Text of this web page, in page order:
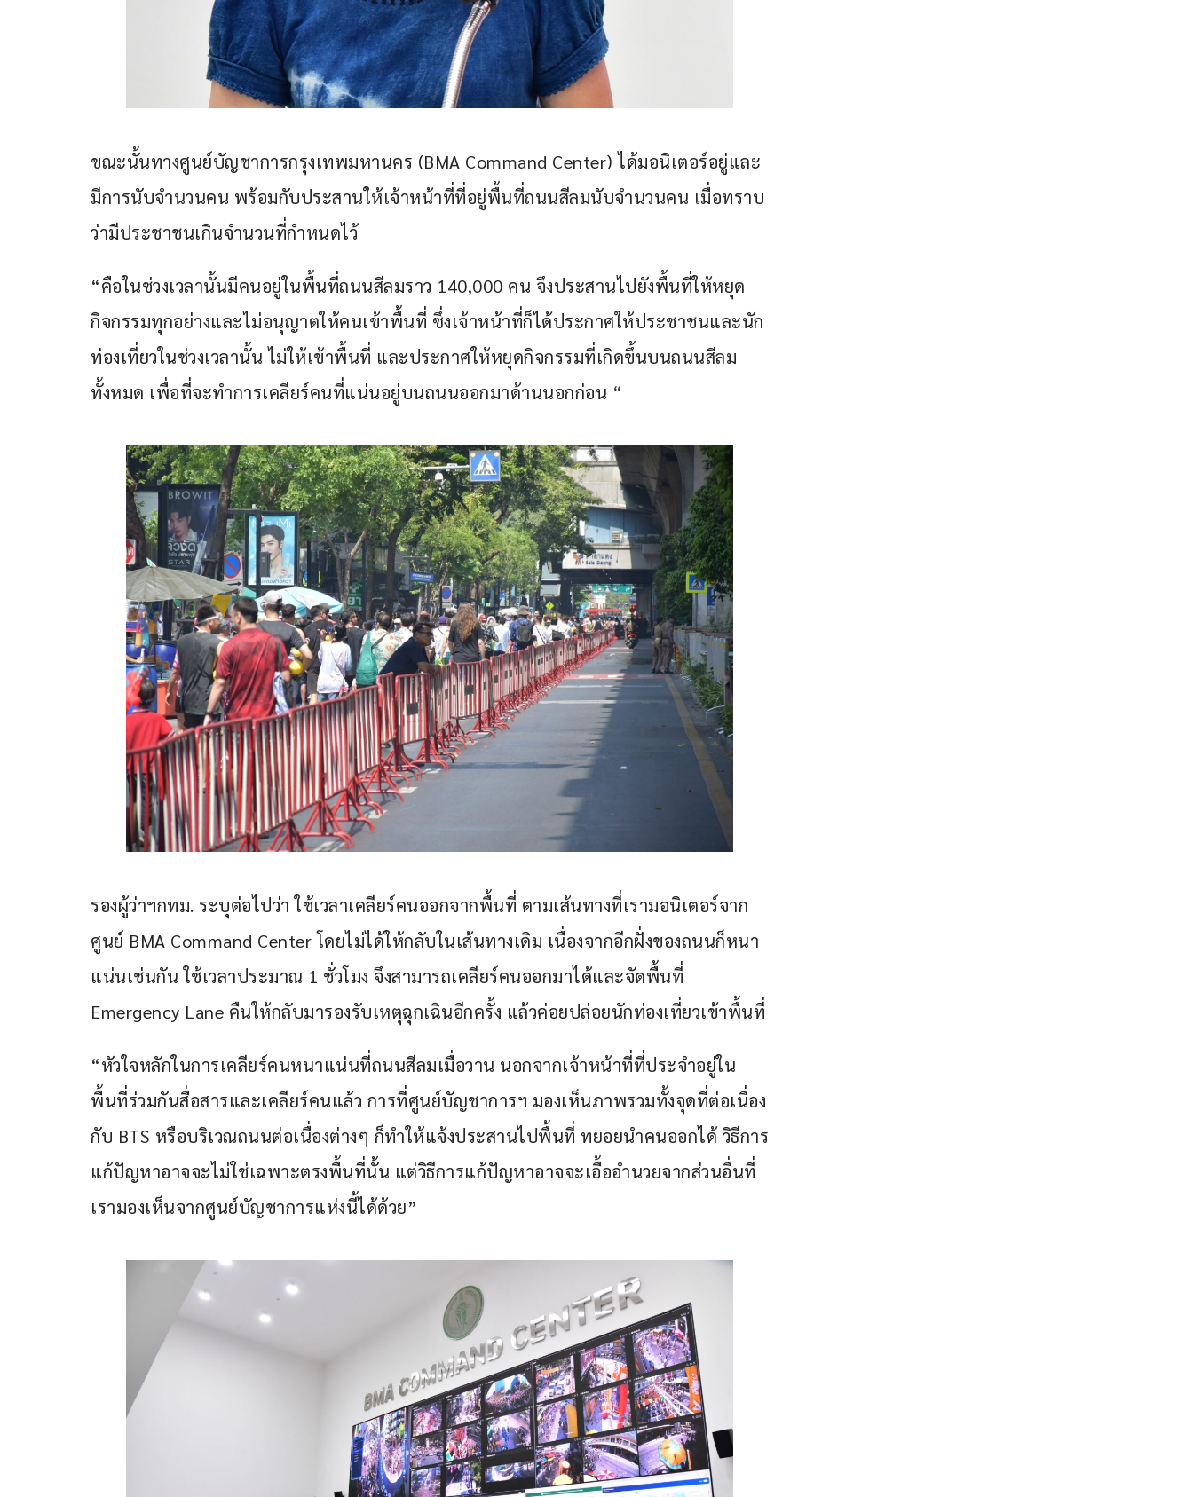
ขณะนั้นทางศูนย์บัญชาการกรุงเทพมหานคร (BMA Command Center) ได้มอนิเตอร์อยู่และ
มีการนับจำนวนคน พร้อมกับประสานให้เจ้าหน้าที่ที่อยู่พื้นที่ถนนสีลมนับจำนวนคน เมื่อทราบ
ว่ามีประชาชนเกินจำนวนที่กำหนดไว้
“คือในช่วงเวลานั้นมีคนอยู่ในพื้นที่ถนนสีลมราว 140,000 คน จึงประสานไปยังพื้นที่ให้หยุด
กิจกรรมทุกอย่างและไม่อนุญาตให้คนเข้าพื้นที่ ซึ่งเจ้าหน้าที่ก็ได้ประกาศให้ประชาชนและนัก
ท่องเที่ยวในช่วงเวลานั้น ไม่ให้เข้าพื้นที่ และประกาศให้หยุดกิจกรรมที่เกิดขึ้นบนถนนสีลม
ทั้งหมด เพื่อที่จะทำการเคลียร์คนที่แน่นอยู่บนถนนออกมาด้านนอกก่อน “
รองผู้ว่าฯกทม. ระบุต่อไปว่า ใช้เวลาเคลียร์คนออกจากพื้นที่ ตามเส้นทางที่เรามอนิเตอร์จาก
ศูนย์ BMA Command Center โดยไม่ได้ให้กลับในเส้นทางเดิม เนื่องจากอีกฝั่งของถนนก็หนา
แน่นเช่นกัน ใช้เวลาประมาณ 1 ชั่วโมง จึงสามารถเคลียร์คนออกมาได้และจัดพื้นที่
Emergency Lane คืนให้กลับมารองรับเหตุฉุกเฉินอีกครั้ง แล้วค่อยปล่อยนักท่องเที่ยวเข้าพื้นที่
“หัวใจหลักในการเคลียร์คนหนาแน่นที่ถนนสีลมเมื่อวาน นอกจากเจ้าหน้าที่ที่ประจำอยู่ใน
พื้นที่ร่วมกันสื่อสารและเคลียร์คนแล้ว การที่ศูนย์บัญชาการฯ มองเห็นภาพรวมทั้งจุดที่ต่อเนื่อง
กับ BTS หรือบริเวณถนนต่อเนื่องต่างๆ ก็ทำให้แจ้งประสานไปพื้นที่ ทยอยนำคนออกได้ วิธีการ
แก้ปัญหาอาจจะไม่ใช่เฉพาะตรงพื้นที่นั้น แต่วิธีการแก้ปัญหาอาจจะเอื้ออำนวยจากส่วนอื่นที่
เรามองเห็นจากศูนย์บัญชาการแห่งนี้ได้ด้วย”